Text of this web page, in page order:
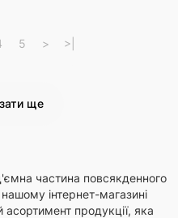
ще
5 > >|
частина повсякденного
інтернет-магазині
продукції, яка